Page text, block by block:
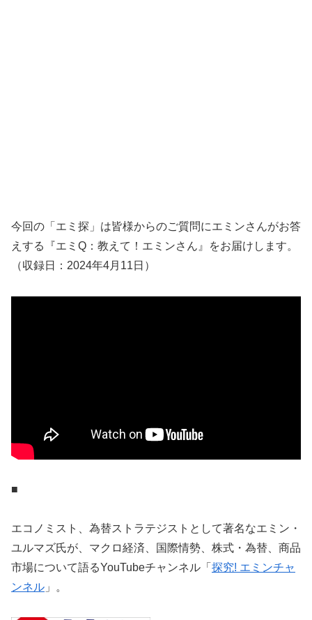
今回の「エミ探」は皆様からのご質問にエミンさんがお答
えする『エミQ：教えて！エミンさん』をお届けします。
（収録日：2024年4月11日）
■
エコノミスト、為替ストラテジストとして著名なエミン・
ユルマズ氏が、マクロ経済、国際情勢、株式・為替、商品
市場について語るYouTubeチャンネル「 探究! エミンチャ
ンネル 」。